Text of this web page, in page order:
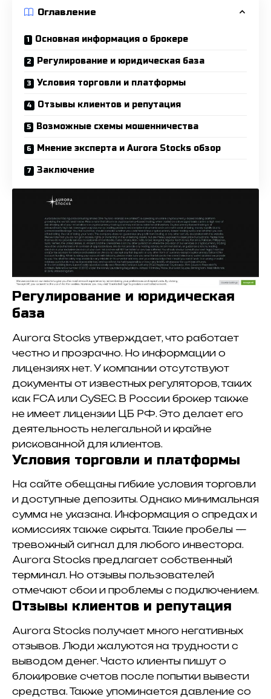
Оглавление
Основная информация о брокере
Регулирование и юридическая база
Условия торговли и платформы
Отзывы клиентов и репутация
Возможные схемы мошенничества
Мнение эксперта и Aurora Stocks обзор
Заключение
Регулирование и юридическая
база
Aurora Stocks утверждает, что работает
честно и прозрачно. Но информации о
лицензиях нет. У компании отсутствуют
документы от известных регуляторов, таких
как FCA или CySEC. В России брокер также
не имеет лицензии ЦБ РФ. Это делает его
деятельность нелегальной и крайне
рискованной для клиентов.
Условия торговли и платформы
На сайте обещаны гибкие условия торговли
и доступные депозиты. Однако минимальная
сумма не указана. Информация о спредах и
комиссиях также скрыта. Такие пробелы —
тревожный сигнал для любого инвестора.
Aurora Stocks предлагает собственный
терминал. Но отзывы пользователей
отмечают сбои и проблемы с подключением.
Отзывы клиентов и репутация
Aurora Stocks получает много негативных
отзывов. Люди жалуются на трудности с
выводом денег. Часто клиенты пишут о
блокировке счетов после попытки вывести
средства. Также упоминается давление со